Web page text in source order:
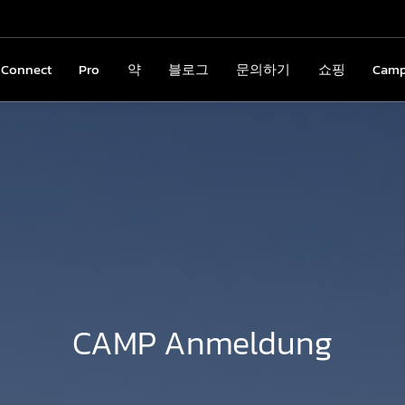
Pro 약 블로그 문의하기 쇼핑
Pro 약 블로그 문의하기 쇼핑
CAMP Anmeldung